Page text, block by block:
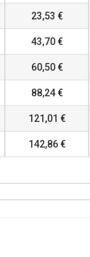
23,53 €
43,70 €
60,50 €
88,24 €
121,01 €
142,86 €